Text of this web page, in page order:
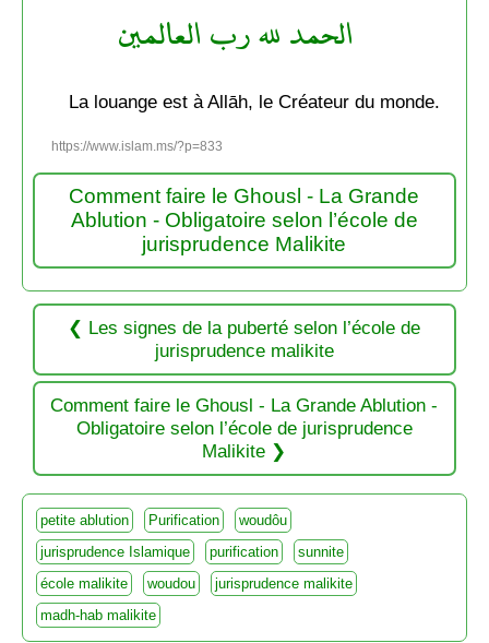
الحمد لله رب العالمين
La louange est à Allāh, le Créateur du monde.
https://www.islam.ms/?p=833
Comment faire le Ghousl - La Grande
Ablution - Obligatoire selon l’école de
jurisprudence Malikite
Les signes de la puberté selon l’école de
jurisprudence malikite
Comment faire le Ghousl - La Grande Ablution -
Obligatoire selon l’école de jurisprudence
Malikite
petite ablution Purification
woudôu
jurisprudence Islamique
purification
sunnite
école malikite
woudou
jurisprudence malikite
madh-hab malikite